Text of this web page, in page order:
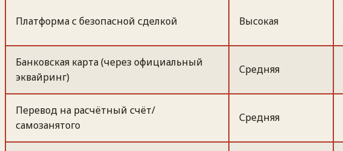
Платформа с безопасной сделкой Высокая
Банковская карта (через официальный
эквайринг)
Средняя
Перевод на расчётный счёт/
самозанятого
Средняя